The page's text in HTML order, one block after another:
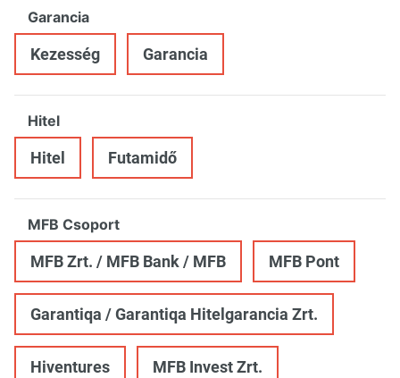
Garancia
Kezesség Garancia
Hitel
Hitel Futamidő
MFB Csoport
MFB Zrt. / MFB Bank / MFB MFB Pont
Garantiqa / Garantiqa Hitelgarancia Zrt.
Hiventures MFB Invest Zrt.